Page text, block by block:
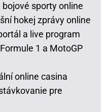
sporty online
hokej zprávy online
a live program
1 a MotoGP
online casina
pre